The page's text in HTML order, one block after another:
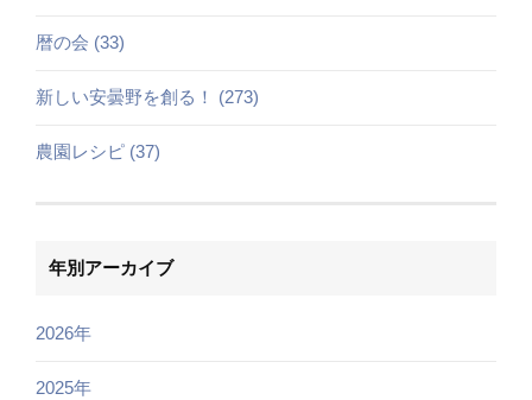
暦の会 (33)
新しい安曇野を創る！ (273)
農園レシピ (37)
年別アーカイブ
2026年
2025年